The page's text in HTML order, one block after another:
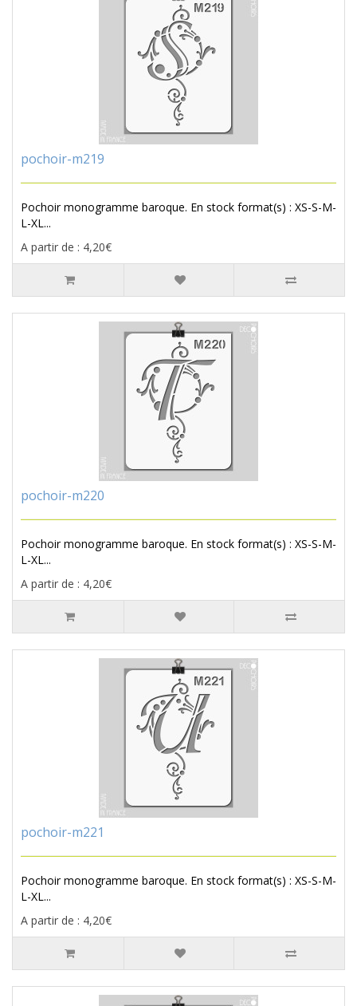
pochoir-m219
Pochoir monogramme baroque. En stock format(s) : XS-S-M-
L-XL...
A partir de : 4,20€
pochoir-m220
Pochoir monogramme baroque. En stock format(s) : XS-S-M-
L-XL...
A partir de : 4,20€
pochoir-m221
Pochoir monogramme baroque. En stock format(s) : XS-S-M-
L-XL...
A partir de : 4,20€